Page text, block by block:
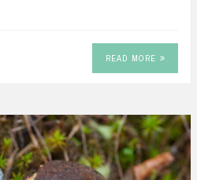
READ MORE